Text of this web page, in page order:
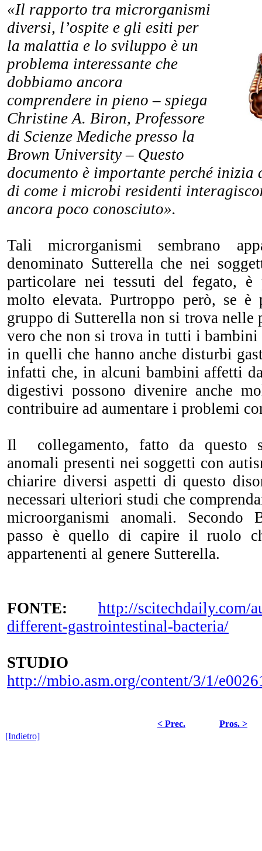
«Il rapporto tra microrganismi
diversi, l’ospite e gli esiti per
la malattia e lo sviluppo è un
problema interessante che
dobbiamo ancora
comprendere in pieno – spiega
Christine A. Biron, Professore
di Scienze Mediche presso la
Brown University – Questo
documento è importante perché inizia
di come i microbi residenti
ancora poco conosciuto».
Tali microrganismi sembrano
denominato Sutterella che nei
particolare nei tessuti del fegato, è
molto elevata. Purtroppo però, se è
gruppo di Sutterella non si trova nelle
vero che non si trova in tutti i
in quelli che hanno anche disturbi
infatti che, in alcuni bambini affetti
digestivi possono divenire anche
contribuire ad aumentare i problemi
Il collegamento, fatto da questo
anomali presenti nei soggetti con
chiarire diversi aspetti di questo
necessari ulteriori studi che
microorganismi anomali. Secondo
passo è quello di capire il ruolo
appartenenti al genere Sutterella.
FONTE:
http://scitechdaily.com/
different-gastrointestinal-bacteria/
STUDIO
http://mbio.asm.org/content/3/1/
< Prec.
Pros. >
[Indietro]